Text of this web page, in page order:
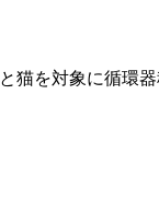
を対象に循環